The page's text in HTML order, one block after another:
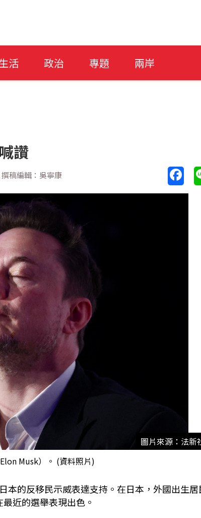
活 政治 專題 兩岸
讚
撰稿編輯：吳寧康
圖片來源：法新
Musk）。 (資料照片)
本的反移民示威表達支持。在日本，外國出生居
最近的選舉表現出色。